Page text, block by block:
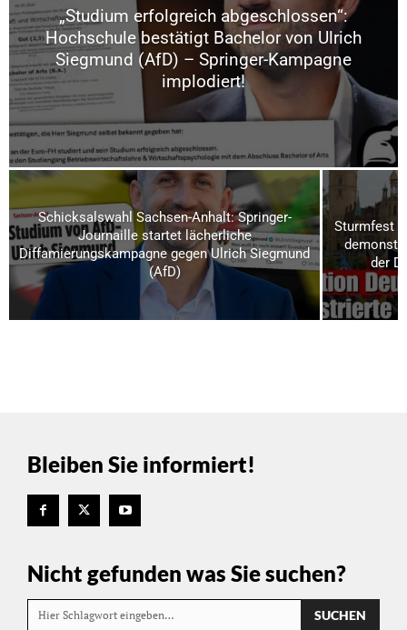
„Studium erfolgreich abgeschlossen“:
Hochschule bestätigt Bachelor von Ulrich
Siegmund (AfD) – Springer-Kampagne
implodiert!
Schicksalswahl Sachsen-Anhalt: Springer-
Journaille startet lächerliche
Diffamierungskampagne gegen Ulrich Siegmund
(AfD)
Sturmfest
der
Bleiben Sie informiert!
Nicht gefunden was Sie suchen?
Hier Schlagwort eingeben… SUCHEN